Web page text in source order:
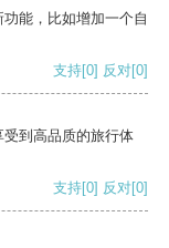
能，比如增加一个自
支持[0] 反对[0]
到高品质的旅行体
支持[0] 反对[0]